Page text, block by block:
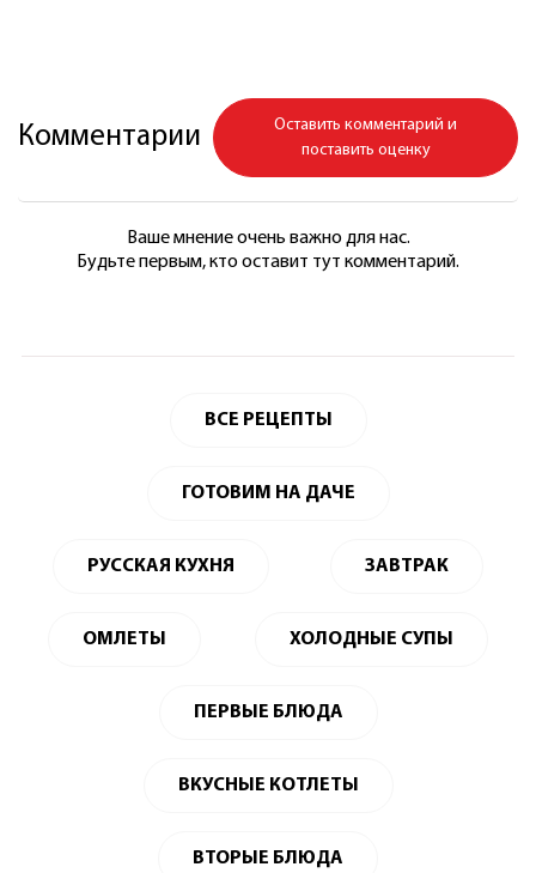
Комментарии
Оставить комментарий и
поставить оценку
Ваше мнение очень важно для нас.
Будьте первым, кто оставит тут комментарий.
ВСЕ РЕЦЕПТЫ
ГОТОВИМ НА ДАЧЕ
РУССКАЯ КУХНЯ ЗАВТРАК
ОМЛЕТЫ ХОЛОДНЫЕ СУПЫ
ПЕРВЫЕ БЛЮДА
ВКУСНЫЕ КОТЛЕТЫ
ВТОРЫЕ БЛЮДА